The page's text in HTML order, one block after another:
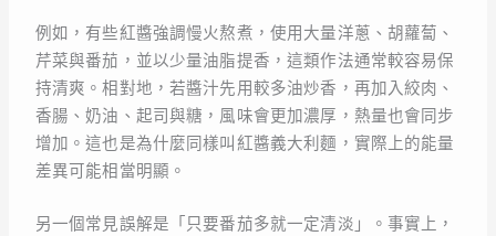
例如，有些紅醬強調慢火熬煮，使用大量洋蔥、胡蘿蔔、
芹菜與番茄，並以少量油脂提香，這類作法通常較容易保
持清爽。相對地，若醬汁先用較多油炒香，再加入絞肉、
香腸、奶油、起司與糖，風味會更加濃厚，熱量也會同步
增加。這也是為什麼同樣叫紅醬義大利麵，實際上的能量
差異可能相當明顯。
另一個常見誤解是「只要番茄多就一定清淡」。事實上，